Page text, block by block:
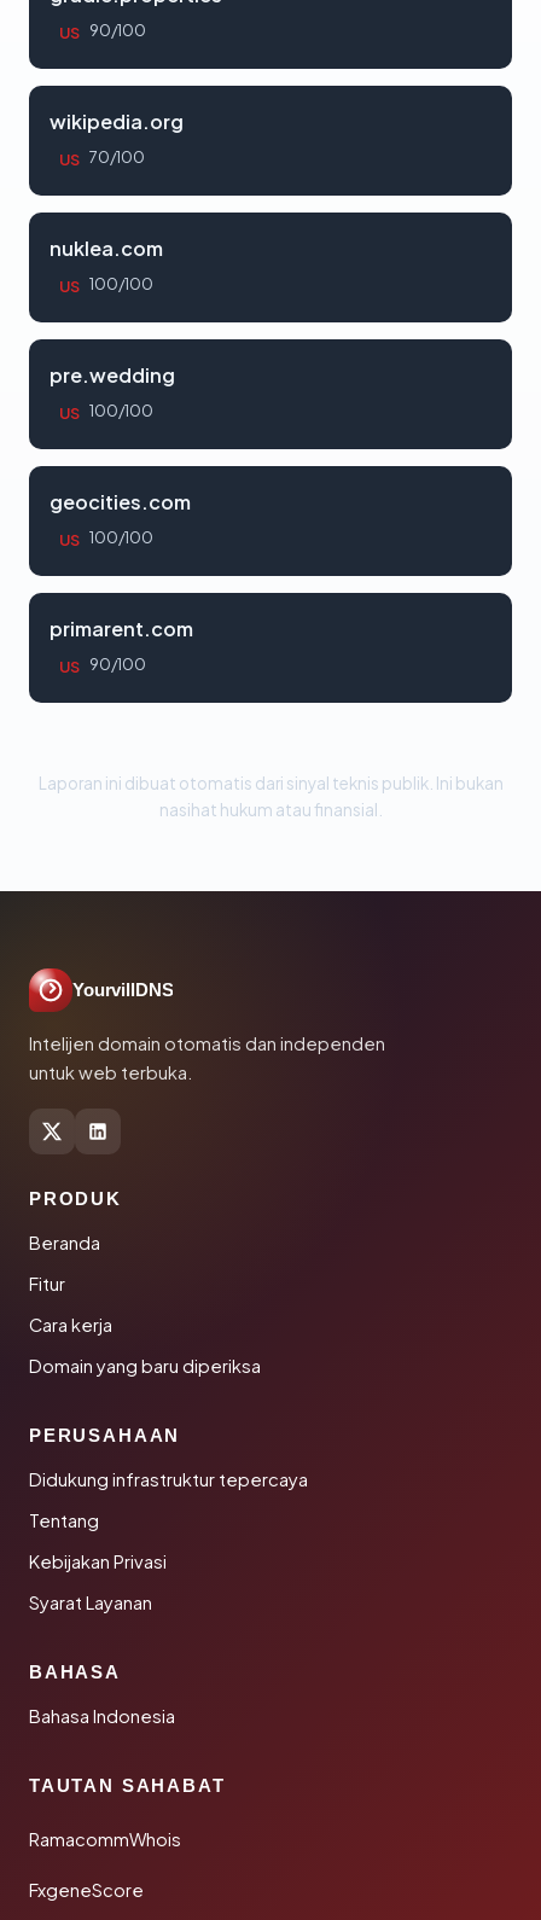
US 90/100
wikipedia.org
US 70/100
nuklea.com
US 100/100
pre.wedding
US 100/100
geocities.com
US 100/100
primarent.com
US 90/100
Laporan ini dibuat otomatis dari sinyal teknis publik. Ini bukan
nasihat hukum atau finansial.
YourvillDNS
Intelijen domain otomatis dan independen
untuk web terbuka.
PRODUK
Beranda
Fitur
Cara kerja
Domain yang baru diperiksa
PERUSAHAAN
Didukung infrastruktur tepercaya
Tentang
Kebijakan Privasi
Syarat Layanan
BAHASA
Bahasa Indonesia
TAUTAN SAHABAT
RamacommWhois
FxgeneScore